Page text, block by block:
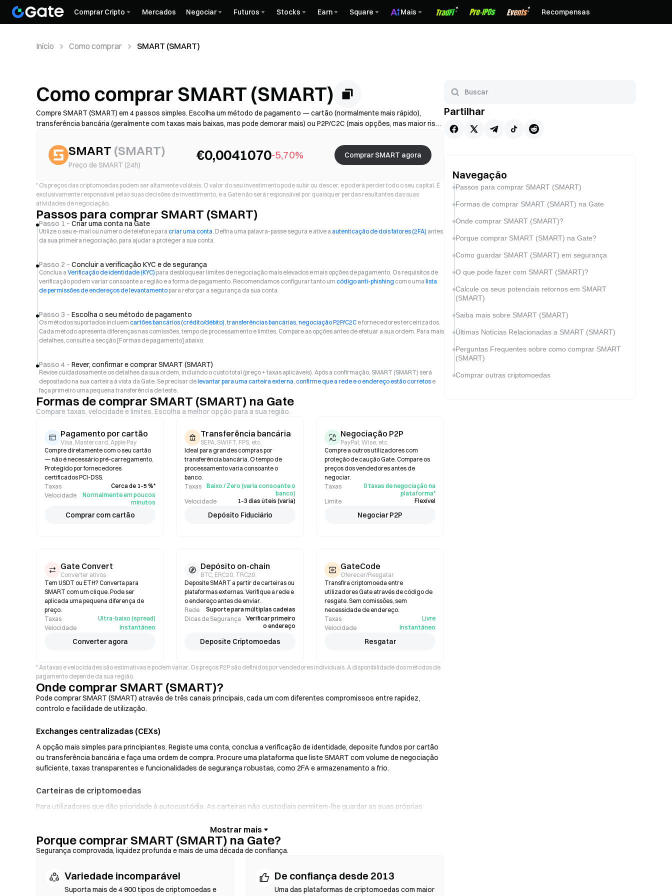
Comprar Cripto Mercados Negociar Futuros Stocks Earn Square Mais Recompensas
Início Como comprar SMART (SMART)
Como comprar SMART (SMART)
Compre SMART (SMART) em 4 passos simples. Escolha um método de pagamento — cartão (normalmente mais rápido),
transferência bancária (geralmente com taxas mais baixas, mas pode demorar mais) ou P2P/C2C (mais opções, mas maior risco
com 2FA. A disponibilidade, os limites, as taxas e o tempo de processamento variam consoante a região e o prestador.
SMART (SMART)
Preço de SMART (24h)
€0,0041070-5,70% Comprar SMART agora
* Os preços das criptomoedas podem ser altamente voláteis. O valor do seu investimento pode subir ou descer, e poderá perder todo o seu capital. É
exclusivamente responsável pelas suas decisões de investimento, e a Gate não será responsável por quaisquer perdas resultantes das suas
atividades de negociação.
Passos para comprar SMART (SMART)
Passo 1 – Criar uma conta na Gate
Utilize o seu e-mail ou número de telefone para criar uma conta. Defina uma palavra-passe segura e ative a autenticação de dois fatores (2FA) antes
da sua primeira negociação, para ajudar a proteger a sua conta.
Passo 2 – Concluir a verificação KYC e de segurança
Conclua a Verificação de identidade (KYC) para desbloquear limites de negociação mais elevados e mais opções de pagamento. Os requisitos de
verificação podem variar consoante a região e a forma de pagamento. Recomendamos configurar tanto um código anti-phishing como uma lista
de permissões de endereços de levantamento para reforçar a segurança da sua conta.
Passo 3 – Escolha o seu método de pagamento
Os métodos suportados incluem cartões bancários (crédito/débito), transferências bancárias, negociação P2P/C2C e fornecedores terceirizados.
Cada método apresenta diferenças nas comissões, tempo de processamento e limites. Compare as opções antes de efetuar a sua ordem. Para mais
detalhes, consulte a secção [Formas de pagamento] abaixo.
Passo 4 – Rever, confirmar e comprar SMART (SMART)
Revise cuidadosamente os detalhes da sua ordem, incluindo o custo total (preço + taxas aplicáveis). Após a confirmação, SMART (SMART) será
depositado na sua carteira à vista da Gate. Se precisar delevantar para uma carteira externa, confirme que a rede e o endereço estão corretos e
faça primeiro uma pequena transferência de teste.
Formas de comprar SMART (SMART) na Gate
Compare taxas, velocidade e limites. Escolha a melhor opção para a sua região.
Pagamento por cartão
Visa, Mastercard, Apple Pay
Compre diretamente com o seu cartão
— não é necessário pré-carregamento.
Protegido por fornecedores
certificados PCI-DSS.
Taxas
Cerca de 1–5 %*
Velocidade
Normalmente em poucos
minutos
Comprar com cartão
Transferência bancária
SEPA, SWIFT, FPS, etc.
Ideal para grandes compras por
transferência bancária. O tempo de
processamento varia consoante o
banco.
Taxas
Baixo / Zero (varia consoante o
banco)
Velocidade
1–3 dias úteis (varia)
Depósito Fiduciário
Negociação P2P
PayPal, Wise, etc.
Compre a outros utilizadores com
proteção de caução Gate. Compare os
preços dos vendedores antes de
negociar.
Taxas
0 taxas de negociação na
plataforma*
Limite
Flexível
Negociar P2P
Gate Convert
Converter ativos
Tem USDT ou ETH? Converta para
SMART com um clique. Pode ser
aplicada uma pequena diferença de
preço.
Taxas
Ultra-baixo (spread)
Velocidade
Instantâneo
Converter agora
Depósito on-chain
BTC, ERC20, TRC20
Deposite SMART a partir de carteiras ou
plataformas externas. Verifique a rede e
o endereço antes de enviar.
Rede
Suporte para múltiplas cadeias
Dicas de Segurança
Verificar primeiro
o endereço
Deposite Criptomoedas
GateCode
Oferecer/Resgatar
Transfira criptomoeda entre
utilizadores Gate através de código de
resgate. Sem comissões, sem
necessidade de endereço.
Taxas
Livre
Velocidade
Instantâneo
Resgatar
* As taxas e velocidades são estimativas e podem variar. Os preços P2P são definidos por vendedores individuais. A disponibilidade dos métodos de
pagamento depende da sua região.
Onde comprar SMART (SMART)?
Pode comprar SMART (SMART) através de três canais principais, cada um com diferentes compromissos entre rapidez,
controlo e facilidade de utilização.
Exchanges centralizadas (CEXs)
A opção mais simples para principiantes. Registe uma conta, conclua a verificação de identidade, deposite fundos por cartão
ou transferência bancária e faça uma ordem de compra. Procure uma plataforma que liste SMART com volume de negociação
suficiente, taxas transparentes e funcionalidades de segurança robustas, como 2FA e armazenamento a frio.
Carteiras de criptomoedas
Para utilizadores que dão prioridade à autocustódia. As carteiras não custodiais permitem-lhe guardar as suas próprias
entrada fiduciária, permitindo-lhe comprar SMART com cartão de crédito sem passar primeiro por uma exchange. Faça sempre
uma cópia de segurança da sua frase de recuperação e verifique os endereços dos contratos antes de confirmar qualquer
transação.
Exchanges Descentralizadas (DEX)
Negoceie diretamente entre pares, sem intermediários. As DEX utilizam contratos inteligentes para executar trocas em
Porque comprar SMART (SMART) na Gate?
Segurança comprovada, liquidez profunda e mais de uma década de confiança.
Variedade incomparável
Suporta mais de 4 900 tipos de criptomoedas e
De confiança desde 2013
Uma das plataformas de criptomoedas com maior
Partilhar
Navegação
Passos para comprar SMART (SMART)
Formas de comprar SMART (SMART) na Gate
Onde comprar SMART (SMART)?
Porque comprar SMART (SMART) na Gate?
Como guardar SMART (SMART) em segurança
O que pode fazer com SMART (SMART)?
Calcule os seus potenciais retornos em SMART
(SMART)
Saiba mais sobre SMART (SMART)
Últimas Notícias Relacionadas a SMART (SMART)
Perguntas Frequentes sobre como comprar SMART
(SMART)
Comprar outras criptomoedas